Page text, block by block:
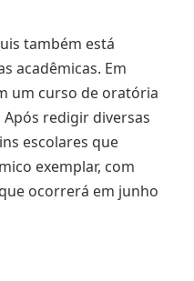
também está
acadêmicas. Em
um curso de oratória
redigir diversas
escolares que
exemplar, com
ocorrerá em junho